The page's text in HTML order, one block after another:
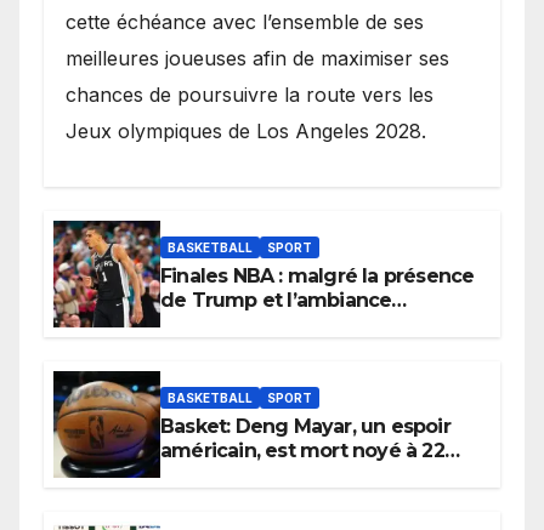
cette échéance avec l’ensemble de ses
meilleures joueuses afin de maximiser ses
chances de poursuivre la route vers les
Jeux olympiques de Los Angeles 2028.
BASKETBALL SPORT
Finales NBA : malgré la présence
de Trump et l’ambiance
BASKETBALL SPORT
Basket: Deng Mayar, un espoir
américain, est mort noyé à 22